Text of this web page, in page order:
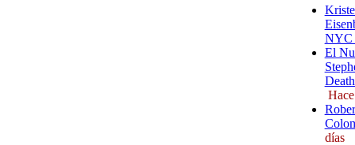
NYC
El
días